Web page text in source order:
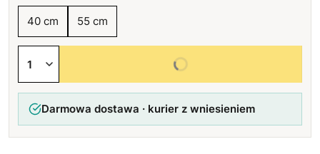
40 cm 55 cm
Wybierz wszystkie opcje
Darmowa dostawa · kurier z wniesieniem